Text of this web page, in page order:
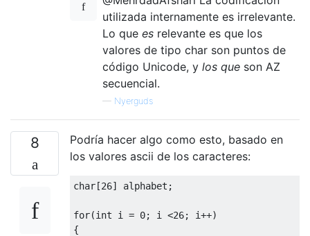
utilizada internamente es irrelevante.
Lo que es relevante es que los
valores de tipo char son puntos de
código Unicode, y los que son AZ
secuencial.
— Nyerguds
8
Podría hacer algo como esto, basado en
los valores ascii de los caracteres:
char[26] alphabet ;
for(int i = 0; i <26; i++)
{